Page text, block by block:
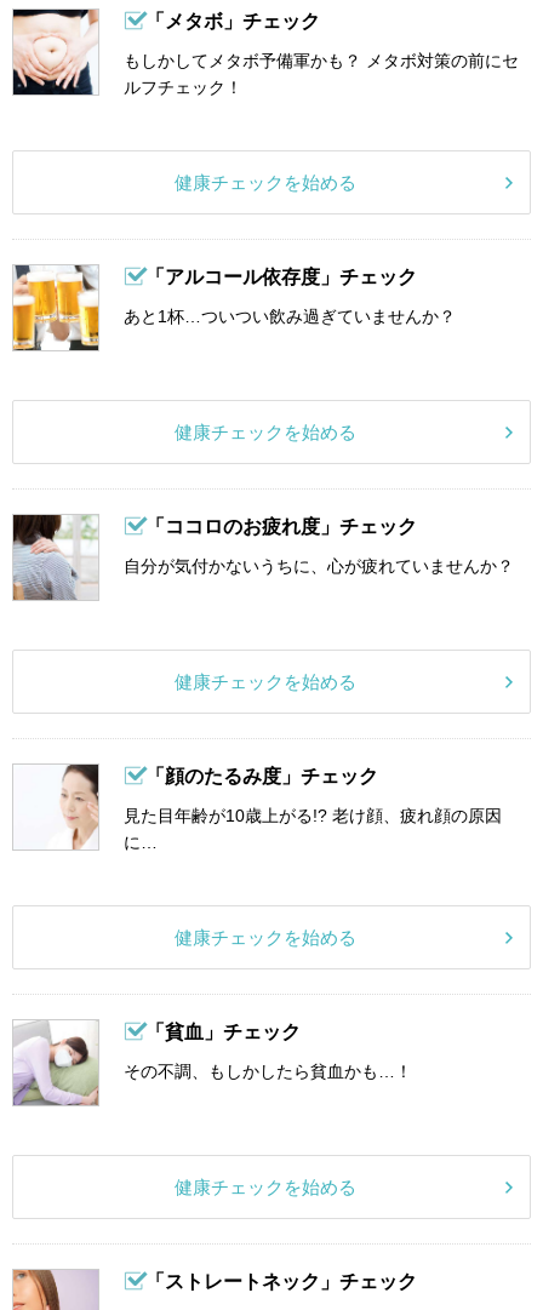
「メタボ」チェック
もしかしてメタボ予備軍かも？ メタボ対策の前にセ
ルフチェック！
健康チェックを始める
「アルコール依存度」チェック
あと1杯…ついつい飲み過ぎていませんか？
健康チェックを始める
「ココロのお疲れ度」チェック
自分が気付かないうちに、心が疲れていませんか？
健康チェックを始める
「顔のたるみ度」チェック
見た目年齢が10歳上がる!? 老け顔、疲れ顔の原因
に…
健康チェックを始める
「貧血」チェック
その不調、もしかしたら貧血かも…！
健康チェックを始める
「ストレートネック」チェック